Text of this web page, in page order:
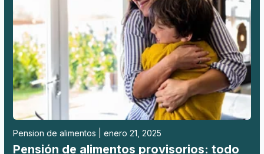
Pension de alimentos | enero 21, 2025
Pensión de alimentos provisorios: todo